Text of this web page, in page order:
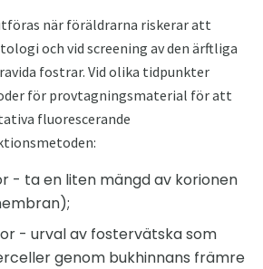
när föräldrarna riskerar att
och vid screening av den ärftliga
fostrar. Vid olika tidpunkter
för provtagningsmaterial för att
fluorescerande
- ta en liten mängd av korionen
- urval av fostervätska som
genom bukhinnans främre